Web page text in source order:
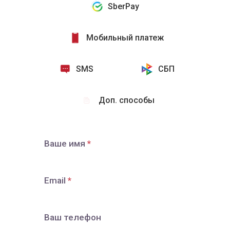
SberPay
Мобильный платеж
SMS СБП
Доп. способы
Ваше имя
Email
Ваш телефон